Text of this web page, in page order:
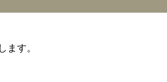
ます。